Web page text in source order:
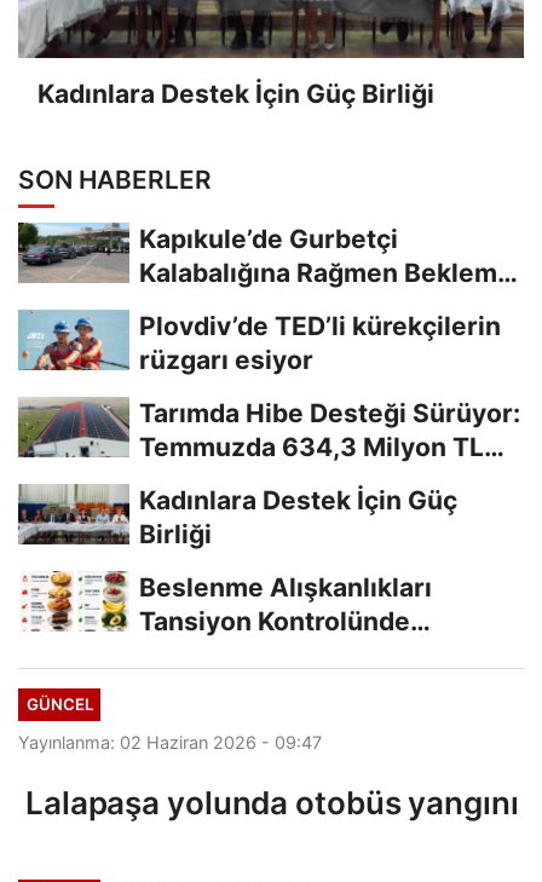
Kadınlara Destek İçin Güç Birliği
SON HABERLER
Kapıkule’de Gurbetçi
Kalabalığına Rağmen Bekleme
Plovdiv’de TED’li kürekçilerin
rüzgarı esiyor
Tarımda Hibe Desteği Sürüyor:
Temmuzda 634,3 Milyon TL
Kadınlara Destek İçin Güç
Birliği
Beslenme Alışkanlıkları
Tansiyon Kontrolünde
GÜNCEL
Yayınlanma: 02 Haziran 2026 - 09:47
Lalapaşa yolunda otobüs yangını